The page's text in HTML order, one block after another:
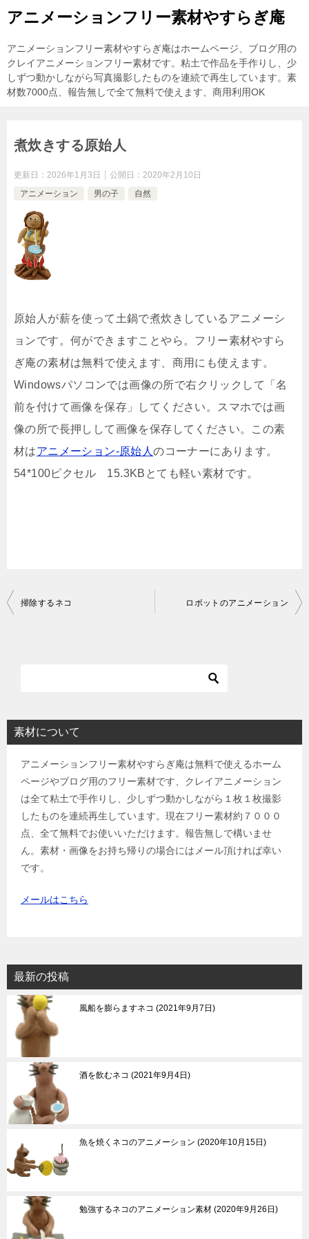
アニメーションフリー素材やすらぎ庵
アニメーションフリー素材やすらぎ庵はホームページ、ブログ用の
クレイアニメーションフリー素材です。粘土で作品を手作りし、少
しずつ動かしながら写真撮影したものを連続で再生しています。素
材数7000点、報告無しで全て無料で使えます、商用利用OK
煮炊きする原始人
更新日： 2026年1月3日 公開日： 2020年2月10日
アニメーション
男の子 自然
原始人が薪を使って土鍋で煮炊きしているアニメーシ
ョンです。何ができますことやら。フリー素材やすら
ぎ庵の素材は無料で使えます、商用にも使えます。
Windowsパソコンでは画像の所で右クリックして「名
前を付けて画像を保存」してください。スマホでは画
像の所で長押しして画像を保存してください。この素
材はアニメーション-原始人のコーナーにあります。
54*100ピクセル 15.3KBとても軽い素材です。
投
シ
掃除するネコ ロボットのアニメーション
素材について
アニメーションフリー素材やすらぎ庵は無料で使えるホーム
ページやブログ用のフリー素材です、クレイアニメーション
は全て粘土で手作りし、少しずつ動かしながら１枚１枚撮影
したものを連続再生しています。現在フリー素材約７０００
点、全て無料でお使いいただけます。報告無しで構いませ
ん。素材・画像をお持ち帰りの場合にはメール頂ければ幸い
です。
メールはこちら
最新の投稿
風船を膨らますネコ 2021年9月7日
酒を飲むネコ 2021年9月4日
魚を焼くネコのアニメーション 2020年10月15日
勉強するネコのアニメーション素材 2020年9月26日